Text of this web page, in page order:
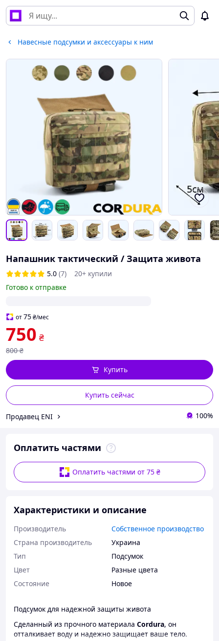
Навесные подсумки и аксессуары к ним
Напашник тактический / Защита живота
5.0 (7)
20+ купили
Готово к отправке
от75₴/мес
750 ₴
800 ₴
Купить сейчас
Купить
Продавец ENI 100%
Оплатить частями
Оплатить частями от 75 ₴
Характеристики и описание
Производитель
Собственное производство
Страна производитель
Украина
Тип
Подсумок
Цвет
Разные цвета
Состояние
Новое
Подсумок для надежной защиты живота
Сделанный из прочного материала Cordura, он
отталкивает воду и надежно защищает ваше тело.